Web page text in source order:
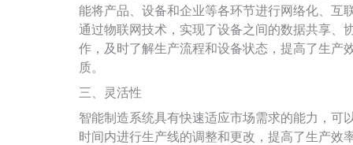
能将产品、设备和企业等各环节进行网络化、互
通过物联网技术，实现了设备之间的数据共享、
作，及时了解生产流程和设备状态，提高了生产
质。
三、灵活性
智能制造系统具有快速适应市场需求的能力，可
时间内进行生产线的调整和更改，提高了生产效